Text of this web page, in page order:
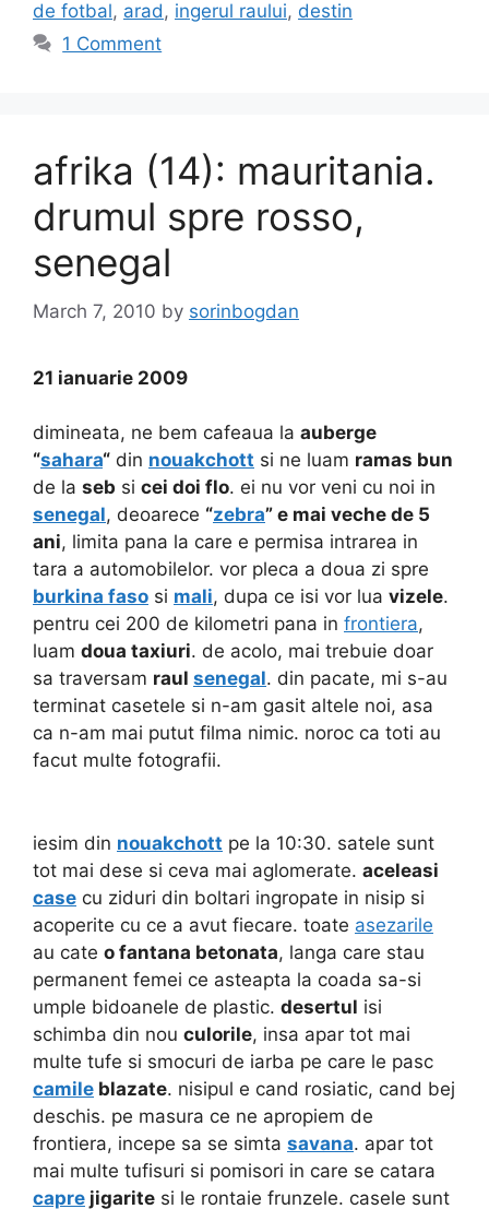
de fotbal, arad, ingerul raului, destin
1 Comment
afrika (14): mauritania.
drumul spre rosso,
senegal
March 7, 2010 by sorinbogdan
21 ianuarie 2009
dimineata, ne bem cafeaua la auberge
“sahara“ din nouakchott si ne luam ramas bun
de la seb si cei doi flo. ei nu vor veni cu noi in
senegal, deoarece “zebra” e mai veche de 5
ani, limita pana la care e permisa intrarea in
tara a automobilelor. vor pleca a doua zi spre
burkina faso si mali, dupa ce isi vor lua vizele.
pentru cei 200 de kilometri pana in frontiera,
luam doua taxiuri. de acolo, mai trebuie doar
sa traversam raul senegal. din pacate, mi s-au
terminat casetele si n-am gasit altele noi, asa
ca n-am mai putut filma nimic. noroc ca toti au
facut multe fotografii.
iesim din nouakchott pe la 10:30. satele sunt
tot mai dese si ceva mai aglomerate. aceleasi
case cu ziduri din boltari ingropate in nisip si
acoperite cu ce a avut fiecare. toate asezarile
au cate o fantana betonata, langa care stau
permanent femei ce asteapta la coada sa-si
umple bidoanele de plastic. desertul isi
schimba din nou culorile, insa apar tot mai
multe tufe si smocuri de iarba pe care le pasc
camile blazate. nisipul e cand rosiatic, cand bej
deschis. pe masura ce ne apropiem de
frontiera, incepe sa se simta savana. apar tot
mai multe tufisuri si pomisori in care se catara
capre jigarite si le rontaie frunzele. casele sunt